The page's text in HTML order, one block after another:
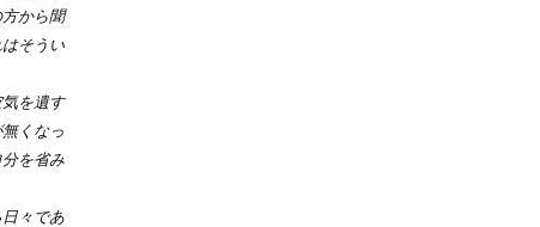
から聞
そうい
を遺す
くなっ
を省み
々であ